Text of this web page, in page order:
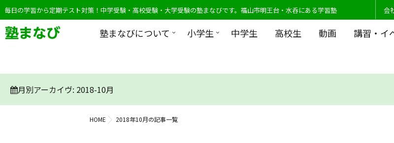
毎日の学習から定期テスト対策！中学受験・高校受験・大学受験の塾まなびです。福山市明王台・水呑にある学習塾 会
塾まなびについて 小学生 中学生 高校生 動画 講習・イ
月別アーカイヴ: 2018-10月
HOME 2018年10月の記事一覧